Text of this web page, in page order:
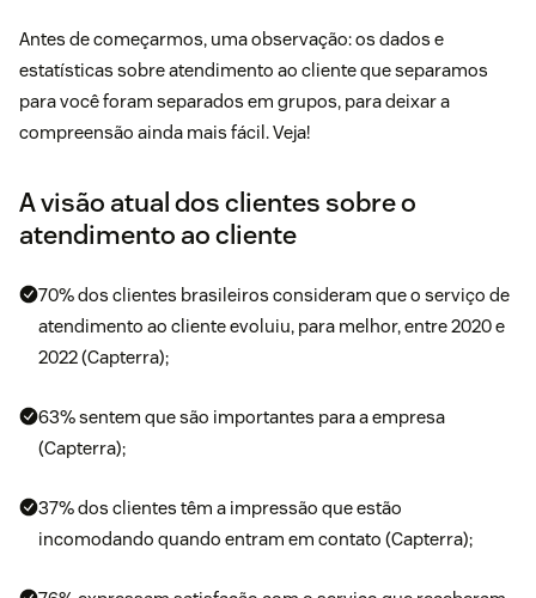
Antes de começarmos, uma observação: os dados e
estatísticas sobre atendimento ao cliente que separamos
para você foram separados em grupos, para deixar a
compreensão ainda mais fácil. Veja!
A visão atual dos clientes sobre o
atendimento ao cliente
70% dos clientes brasileiros consideram que o serviço de
atendimento ao cliente evoluiu, para melhor, entre 2020 e
2022 (Capterra);
63% sentem que são importantes para a empresa
(Capterra);
37% dos clientes têm a impressão que estão
incomodando quando entram em contato (Capterra);